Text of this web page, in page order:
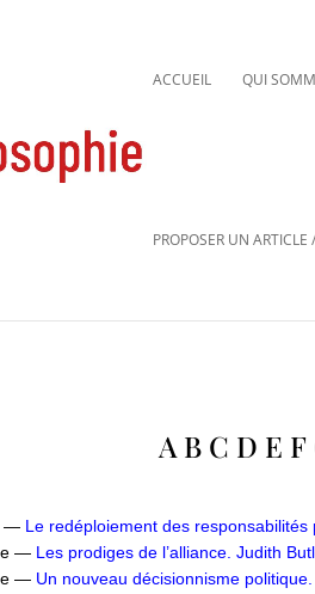
ACCUEIL QUI
PROPOSER UN
A B C D E F
— Le redéploiement des
— Les prodiges de l’alliance. Judith
— Un nouveau décisionnisme